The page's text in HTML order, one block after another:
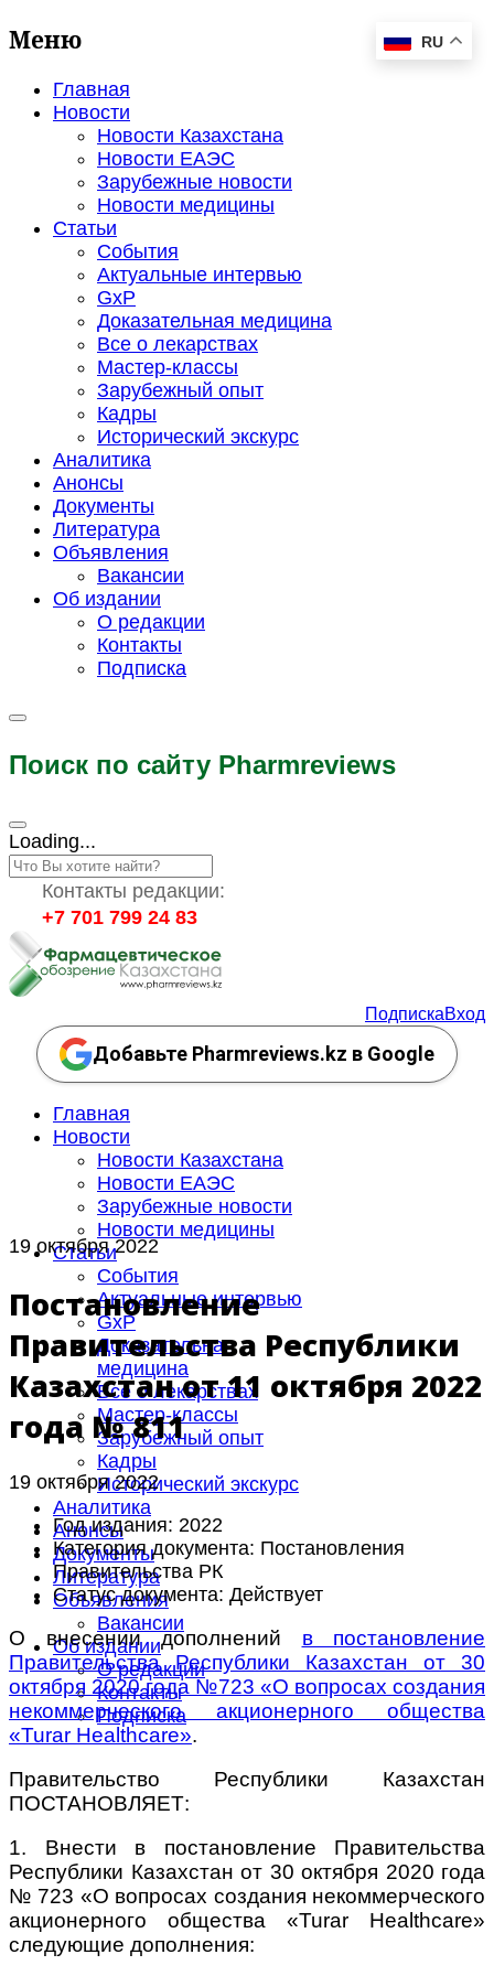
Меню
Главная
Новости
Новости Казахстана
Новости ЕАЭС
Зарубежные новости
Новости медицины
Статьи
События
Актуальные интервью
GxP
Доказательная медицина
Все о лекарствах
Мастер-классы
Зарубежный опыт
Кадры
Исторический экскурс
Аналитика
Анонсы
Документы
Литература
Объявления
Вакансии
Об издании
О редакции
Контакты
Подписка
Поиск по сайту Pharmreviews
Loading...
Контакты редакции:
+7 701 799 24 83
RU
ПодпискаВход
Добавьте Pharmreviews.kz в Google
Главная
Новости
Новости Казахстана
Новости ЕАЭС
Зарубежные новости
Новости медицины
Статьи
События
Актуальные интервью
GxP
Доказательная
медицина
Все о лекарствах
Мастер-классы
Зарубежный опыт
Кадры
Исторический экскурс
Аналитика
Анонсы
Документы
Литература
Объявления
Вакансии
Об издании
О редакции
Контакты
Подписка
19 октября 2022
Постановление
Правительства Республики
Казахстан от 11 октября 2022
года № 811
19 октября 2022
Год издания: 2022
Категория документа: Постановления
Правительства РК
Статус документа: Действует
О внесении дополнений в постановление
Правительства Республики Казахстан от 30
октября 2020 года №723 «О вопросах создания
некоммерческого акционерного общества
«Turar Healthcare».
Правительство Республики Казахстан
ПОСТАНОВЛЯЕТ:
1. Внести в постановление Правительства
Республики Казахстан от 30 октября 2020 года
№ 723 «О вопросах создания некоммерческого
акционерного общества «Turar Healthcare»
следующие дополнения: